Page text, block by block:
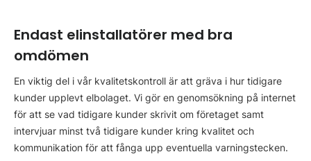
Endast elinstallatörer med bra
omdömen
En viktig del i vår kvalitetskontroll är att gräva i hur tidigare
kunder upplevt elbolaget. Vi gör en genomsökning på internet
för att se vad tidigare kunder skrivit om företaget samt
intervjuar minst två tidigare kunder kring kvalitet och
kommunikation för att fånga upp eventuella varningstecken.